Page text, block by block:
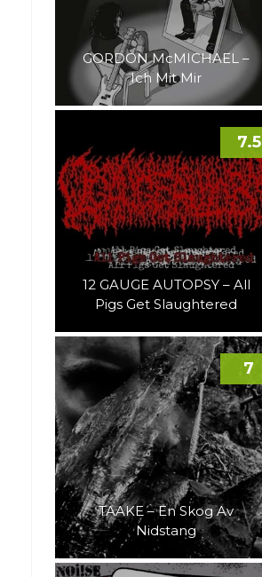
GORDON McMICHAEL –
Ich Mit Mir
12 GAUGE AUTOPSY – All
Pigs Get Slaughtered
7.5
TAAKE – En Skog Av
Nidstang
7